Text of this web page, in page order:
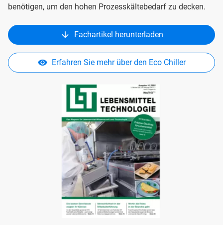
benötigen, um den hohen Prozesskältebedarf zu decken.
Fachartikel herunterladen
Erfahren Sie mehr über den Eco Chiller